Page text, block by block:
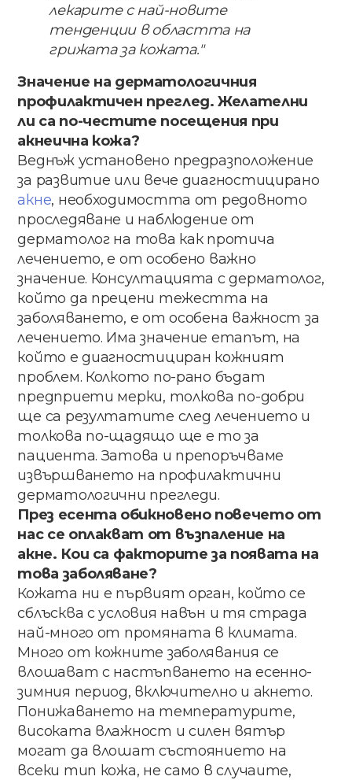
лекарите​ ​с​ ​най-новите​ ​
тенденции​ ​в​ ​областта на​
грижата​ за​ кожата​.​"
Значение на дерматологичния ​
профилактичен​ ​преглед. Желателни
ли са по-чести​те посещения​ при​ ​
акнеична​ ​кожа?
Веднъж​ ​установено предразположение​ ​
за​ ​развитие​ ​или​ ​вече диагностицирано​ ​
акне,​ ​необходимостта​ ​от редовното​
проследяване​ и​ наблюдение​ от​
дерматолог​ ​на​ това​ как​ протича​
лечението, е от​ ​особено​ ​важно​ ​
значение. Консултацията​ с​ дерматолог​,​
​който​ ​да прецени​ ​тежестта​ ​на​ ​
заболяването,​ ​е​ ​от особена​ важност​ за​
лечението​.​ ​Има​ ​значение​ ​етапът,​ ​на​ ​
който​ ​е диагностициран​ кожният​
проблем.​ ​Колкото по-рано​ ​бъдат
предприети​ мерки​, толкова​ по-добри​ ​
ще​ са​ ​резултатите​ ​след​ ​лечението​ ​и
толкова​ ​по-щадящо​ ​ще​ ​е​ ​то​ ​за​ ​
пациента.​ ​Затова и​ препоръчваме
извършването​ на профилактични​ ​
дерматологични​ ​прегледи.
През​ ​есента​ ​обикновено​ ​повечето​ ​от​ ​
нас​ ​се оплакват​ ​от​ ​възпаление​ ​на​ ​
акне.​ ​Кои​ ​са факторите​ за​ появата​ на​
това​ ​заболяване?
Кожата​ ​ни​ ​е​ ​първият​ ​орган,​ ​който​ ​се​ ​
сблъсква с​ условия​ навън​ и​ тя​ ​​страда​ ​
най-много​ ​от промяната​ в​ климата​. ​
Много​ ​от​ ​кожните заболявания​ се​
влошават​ с​ ​настъпването​ ​на есенно-
зимния​ ​период,​ включително​ и​ ​акнето.
Понижаването​ ​на​ ​температурите,​ ​
високата влажност​ ​и​ ​силен​ ​вятър​ ​
могат​ ​да​ ​влошат състоянието на​
всеки​ тип​ кожа​, ​не само​ в случаите,​